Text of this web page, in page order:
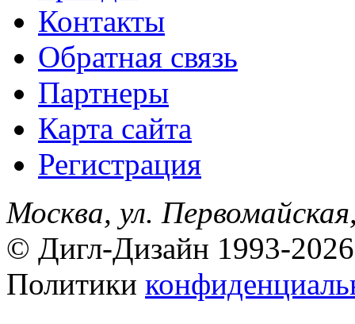
Контакты
Обратная связь
Партнеры
Карта сайта
Регистрация
Москва, ул.
© Дигл-Дизайн 1993-2026
Политики